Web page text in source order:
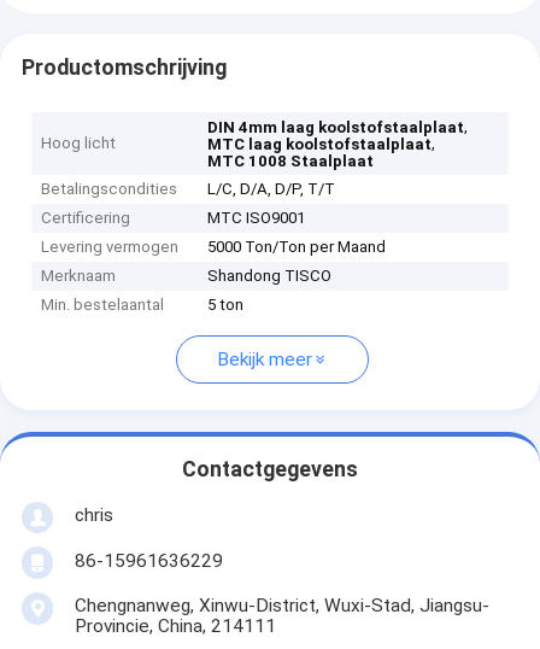
Productomschrijving
Hoog licht
DIN 4mm laag koolstofstaalplaat,
MTC laag koolstofstaalplaat,
MTC 1008 Staalplaat
Betalingscondities
L/C, D/A, D/P, T/T
Certificering
MTC ISO9001
Levering vermogen
5000 Ton/Ton per Maand
Merknaam
Shandong TISCO
Min. bestelaantal
5 ton
Bekijk meer
Contactgegevens
chris
86-15961636229
Chengnanweg, Xinwu-District, Wuxi-Stad, Jiangsu-
Provincie, China, 214111